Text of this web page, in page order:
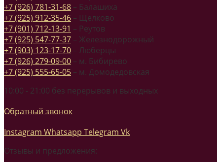
+7 (926) 781-31-68 – Балашиха
+7 (925) 912-35-46 – Щелково
+7 (901) 712-13-91 – Реутов
+7 (925) 547-77-37 – Железнодорожный
+7 (903) 123-17-70 – Люберцы
+7 (926) 279-09-00 – м. Бибирево
+7 (925) 555-65-05 – м. Домодедовская
10:00 - 21:00 без перерывов и выходных
Обратный звонок
Instagram Whatsapp Telegram Vk
Отзывы и предложения: